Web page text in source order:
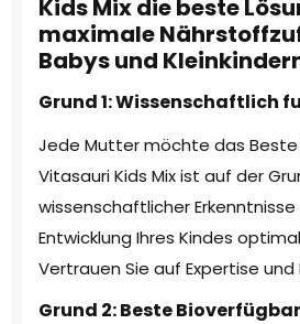
Kids Mix die beste
maximale
Babys und
Grund 1:Wissenschaftlich
Jede Mutter möchte das Beste
Vitasauri Kids Mix ist auf der
wissenschaftlicher
Entwicklung Ihres Kindes
Vertrauen Sie auf Expertise und
Grund 2:Beste